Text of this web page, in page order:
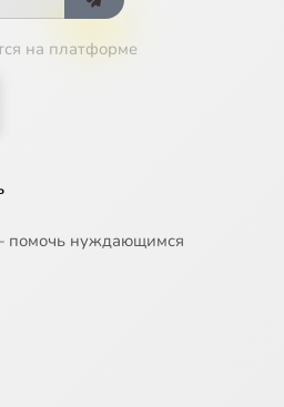
на платформе
помочь нуждающимся